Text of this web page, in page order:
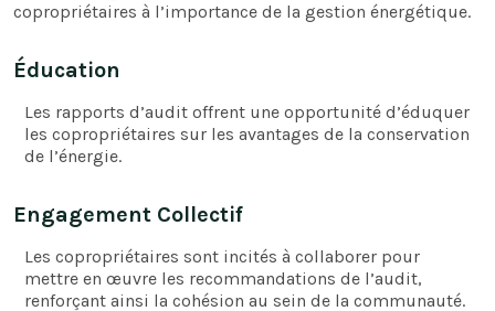
copropriétaires à l’importance de la gestion énergétique.
Éducation
Les rapports d’audit offrent une opportunité d’éduquer
les copropriétaires sur les avantages de la conservation
de l’énergie.
Engagement Collectif
Les copropriétaires sont incités à collaborer pour
mettre en œuvre les recommandations de l’audit,
renforçant ainsi la cohésion au sein de la communauté.